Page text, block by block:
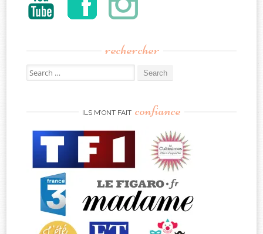
rechercher
Search
for:
ILS M’ONT FAIT confiance